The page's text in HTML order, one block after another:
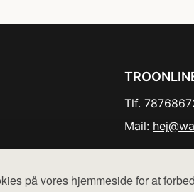
på vores hjemmeside for at
Tlf.
Mail: